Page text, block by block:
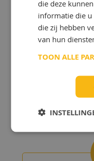
Onze
van de
maximale
die deze
informatie die
die zij hebben
van hun
TOON ALLE